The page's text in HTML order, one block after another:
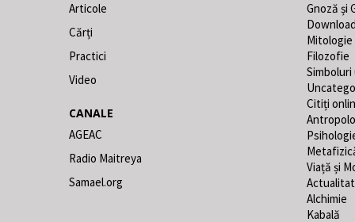
Articole
Cărți
Practici
Video
CANALE
AGEAC
Radio Maitreya
Samael.org
Gnoză și
Mitologie
Filozofie
Citiți
Viață și
Alchimie
Kabală